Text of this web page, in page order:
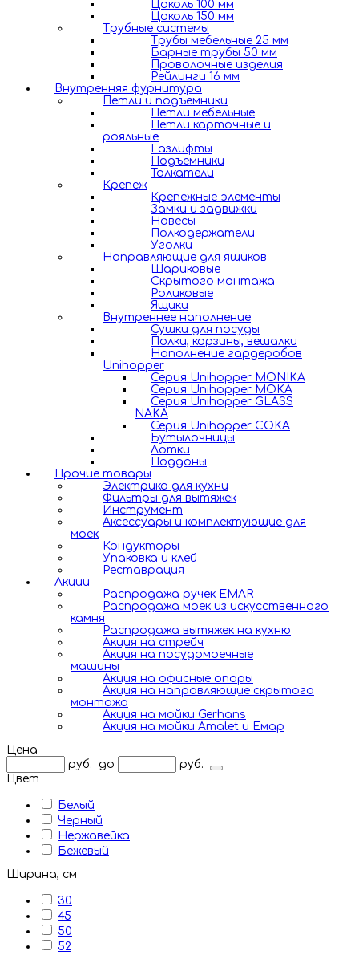
Цоколь 100 мм
Цоколь 150 мм
Трубные системы
Трубы мебельные 25 мм
Барные трубы 50 мм
Проволочные изделия
Рейлинги 16 мм
Внутренняя фурнитура
Петли и подъемники
Петли мебельные
Петли карточные и
рояльные
Газлифты
Подъемники
Толкатели
Крепеж
Крепежные элементы
Замки и задвижки
Навесы
Полкодержатели
Уголки
Направляющие для ящиков
Шариковые
Скрытого монтажа
Роликовые
Ящики
Внутреннее наполнение
Сушки для посуды
Полки, корзины, вешалки
Наполнение гардеробов
Unihopper
Серия Unihopper MONIKA
Серия Unihopper MOKA
Серия Unihopper GLASS
NAKA
Серия Unihopper COKA
Бутылочницы
Лотки
Поддоны
Прочие товары
Электрика для кухни
Фильтры для вытяжек
Инструмент
Аксессуары и комплектующие для
моек
Кондукторы
Упаковка и клей
Реставрация
Акции
Распродажа ручек EMAR
Распродажа моек из искусственного
камня
Распродажа вытяжек на кухню
Акция на стрейч
Акция на посудомоечные
машины
Акция на офисные опоры
Акция на направляющие скрытого
монтажа
Акция на мойки Gerhans
Акция на мойки Amalet и Емар
Цена
руб.
до
руб.
Цвет
Белый
Черный
Нержавейка
Бежевый
Ширина, см
30
45
50
52